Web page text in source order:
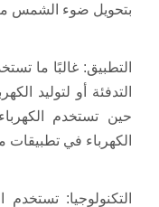
بتحويل ضوء الشمس
التطبيق: غالبًا ما
التدفئة أو لتوليد
الكهرباء في تطبيقات
التكنولوجيا: